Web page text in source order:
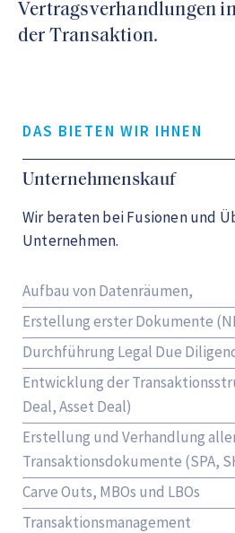
Vertragsverhandlungen
der Transaktion.
DAS BIETEN WIR IHNEN
Unternehmenskauf
Wir beraten bei Fusionen und
Unternehmen.
Aufbau von Datenräumen,
Erstellung erster Dokumente
Durchführung Legal Due
Entwicklung der
Deal, Asset Deal)
Erstellung und Verhandlung
Transaktionsdokumente (SPA,
Carve Outs, MBOs und LBOs
Transaktionsmanagement